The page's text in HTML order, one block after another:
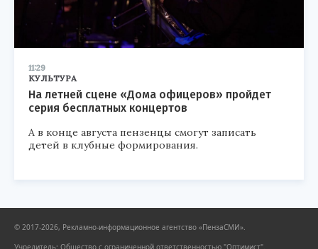
11:29
КУЛЬТУРА
На летней сцене «Дома офицеров» пройдет
серия бесплатных концертов
А в конце августа пензенцы смогут записать
детей в клубные формирования.
© 2017-2026, Рекламно-информационное агентство «ПензаСМИ».